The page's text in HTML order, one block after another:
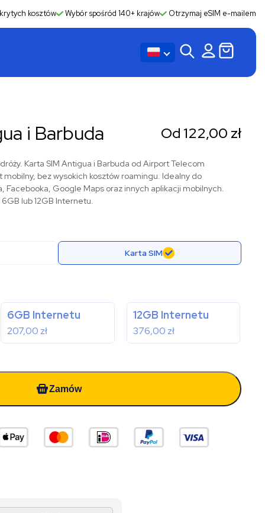
kosztów Wybór spośród 140+ krajów Otrzymaj eSIM e-mailem
i Barbuda Od 122,00 zł
Karta SIM Antigua i Barbuda od Airport Telecom
bez wysokich kosztów roamingu. Idealny do
Facebooka, Google Maps oraz innych aplikacji mobilnych.
lub 12GB Internetu.
Karta SIM
6GB Internetu
207,00 zł
12GB Internetu
376,00 zł
Zamów